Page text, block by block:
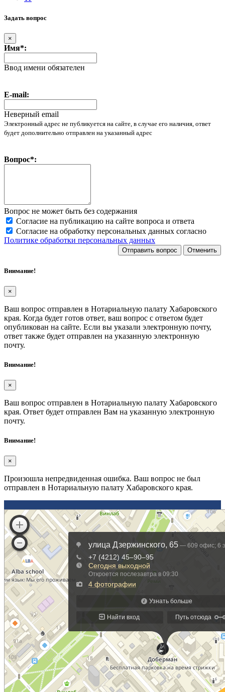
Задать вопрос
×
Имя*:
Ввод имени обязателен
E-mail:
Неверный email
Электронный адрес не публикуется на сайте, в случае его наличия, ответ
будет дополнительно отправлен на указанный адрес
Вопрос*:
Вопрос не может быть без содержания
Согласие на публикацию на сайте вопроса и ответа
Согласие на обработку персональных данных согласно
Политике обработки персональных данных
Отправить вопрос Отменить
Внимание!
×
Ваш вопрос отправлен в Нотариальную палату Хабаровского
края. Когда будет готов ответ, ваш вопрос с ответом будет
опубликован на сайте. Если вы указали электронную почту,
ответ также будет отправлен на указанную электронную
почту.
Внимание!
×
Ваш вопрос отправлен в Нотариальную палату Хабаровского
края. Ответ будет отправлен Вам на указанную электронную
почту.
Внимание!
×
Произошла непредвиденная ошибка. Ваш вопрос не был
отправлен в Нотариальную палату Хабаровского края.